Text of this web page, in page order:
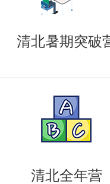
、汤小丹《
真模拟。
清北暑期突破
清北全年营